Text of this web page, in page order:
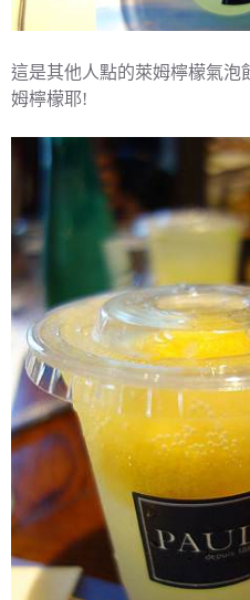
這是其他人點的萊姆檸檬氣泡
姆檸檬耶!